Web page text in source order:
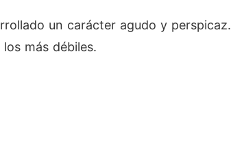
un carácter agudo y perspicaz.
más débiles.